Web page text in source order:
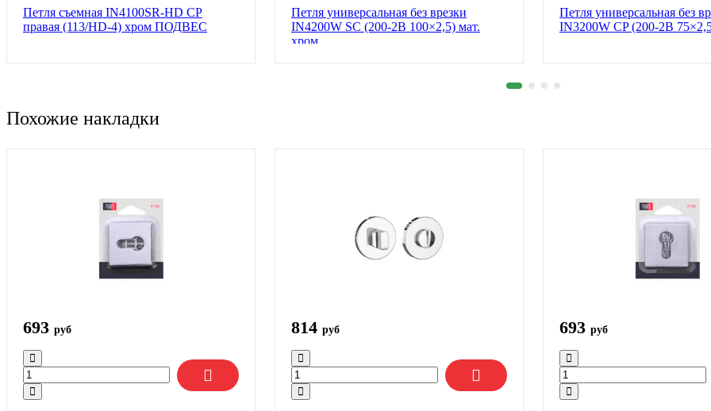
Петля съемная IN4100SR-HD CP
правая (113/HD-4) хром ПОДВЕС
Петля универсальная без врезки
IN4200W SC (200-2B 100×2,5) мат.
хром
Петля универсальная без
IN3200W CP (200-2B
Похожие накладки
693 руб 814 руб 693 руб